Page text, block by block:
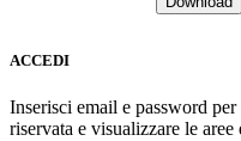
ACCEDI
Inserisci email e password
riservata e visualizzare le